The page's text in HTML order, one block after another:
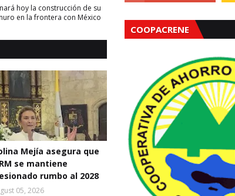
hoy la construcción de su
en la frontera con México
Mejía asegura que
se mantiene
rumbo al 2028
05, 2026
COOPACRENE